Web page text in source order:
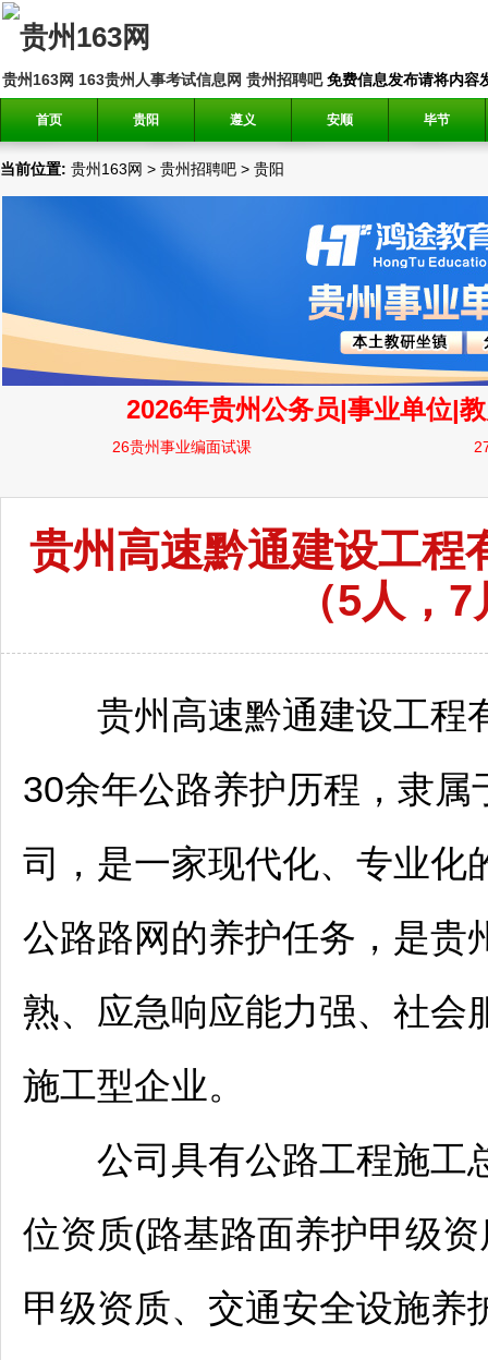
贵州163网 163贵州人事考试信息网 贵州招聘吧免费信息发布请将内容
首页 贵阳 遵义 安顺 毕节
当前位置: 贵州163网 > 贵州招聘吧 > 贵阳
贵州高速黔通建设工程
（5人，
贵州高速黔通建设工程
30余年公路养护历程，隶
司，是一家现代化、专业化
公路路网的养护任务，是贵
熟、应急响应能力强、社会
施工型企业。
公司具有公路工程施工
位资质(路基路面养护甲级
甲级资质、交通安全设施养